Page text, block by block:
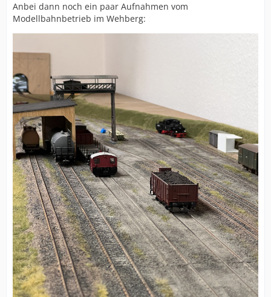
Anbei dann noch ein paar Aufnahmen vom
Modellbahnbetrieb im Wehberg: